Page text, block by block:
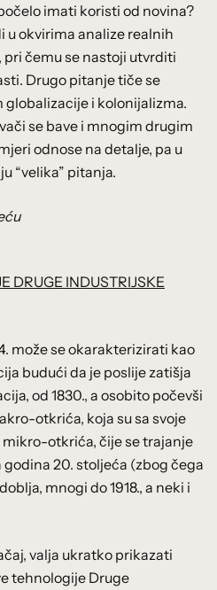
imati koristi od novina?
u okvirima analize realnih
čemu se nastoji utvrditi
Drugo pitanje tiče se
i kolonijalizma.
se bave i mnogim drugim
odnose na detalje, pa u
“velika” pitanja.
DRUGE INDUSTRIJSKE
može se okarakterizirati kao
budući da je poslije zatišja
od 1830., a osobito počevši
otkrića, koja su sa svoje
otkrića, čije se trajanje
20. stoljeća (zbog čega
mnogi do 1918., a neki i
valja ukratko prikazati
tehnologije Druge